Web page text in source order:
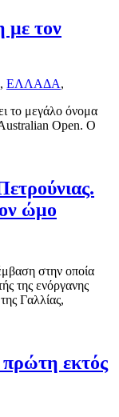
με τον
, ΕΛΛΑΔΑ,
το μεγάλο όνομα
Open. Ο
ώμο
στην οποία
της ενόργανης
Γαλλίας,
εκτός